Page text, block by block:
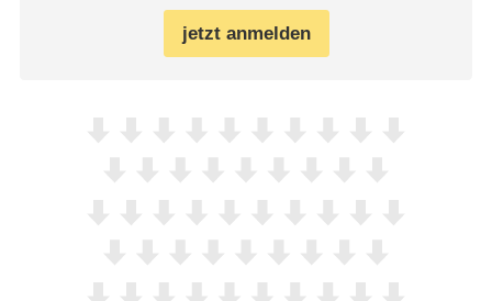
jetzt anmelden